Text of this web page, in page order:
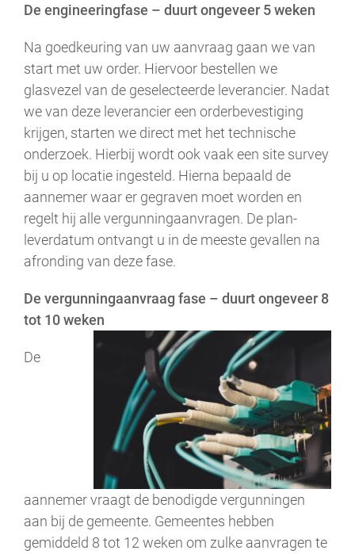
De engineeringfase – duurt ongeveer 5 weken
Na goedkeuring van uw aanvraag gaan we van
start met uw order. Hiervoor bestellen we
glasvezel van de geselecteerde leverancier. Nadat
we van deze leverancier een orderbevestiging
krijgen, starten we direct met het technische
onderzoek. Hierbij wordt ook vaak een site survey
bij u op locatie ingesteld. Hierna bepaald de
aannemer waar er gegraven moet worden en
regelt hij alle vergunningaanvragen. De plan-
leverdatum ontvangt u in de meeste gevallen na
afronding van deze fase.
De vergunningaanvraag fase – duurt ongeveer 8
tot 10 weken
De
aannemer vraagt de benodigde vergunningen
aan bij de gemeente. Gemeentes hebben
gemiddeld 8 tot 12 weken om zulke aanvragen te